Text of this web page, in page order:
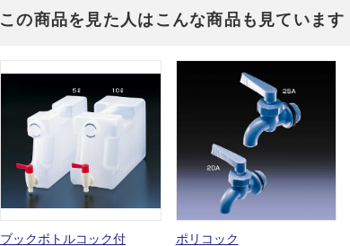
この商品を見た人はこんな商品も見ています
ブックボトルコック付 ポリコック